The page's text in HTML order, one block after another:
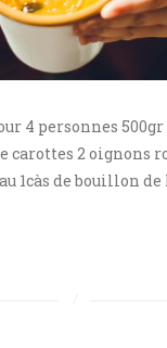
4 personnes 500gr
carottes 2 oignons
1càs de bouillon